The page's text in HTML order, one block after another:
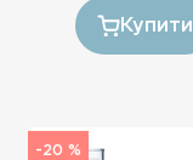
Купити
-20 %